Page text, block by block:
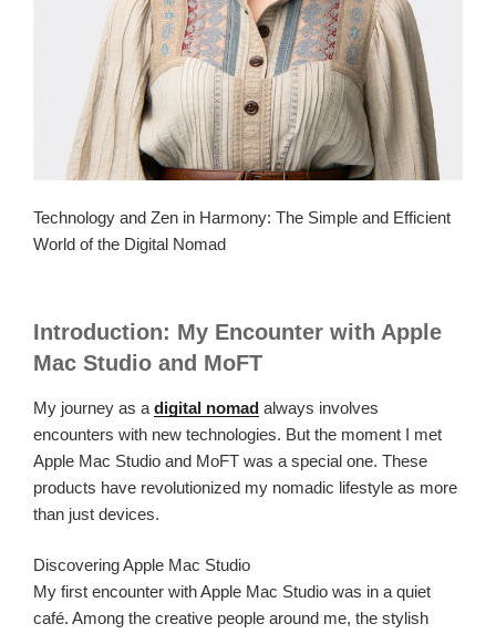
Technology and Zen in Harmony: The Simple and Efficient
World of the Digital Nomad
Introduction: My Encounter with Apple
Mac Studio and MoFT
My journey as a digital nomad always involves
encounters with new technologies. But the moment I met
Apple Mac Studio and MoFT was a special one. These
products have revolutionized my nomadic lifestyle as more
than just devices.
Discovering Apple Mac Studio
My first encounter with Apple Mac Studio was in a quiet
café. Among the creative people around me, the stylish